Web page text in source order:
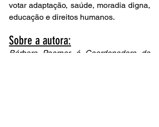
votar adaptação, saúde, moradia digna,
educação e direitos humanos.
Sobre a autora:
Bárbara Poerner é Coordenadora de